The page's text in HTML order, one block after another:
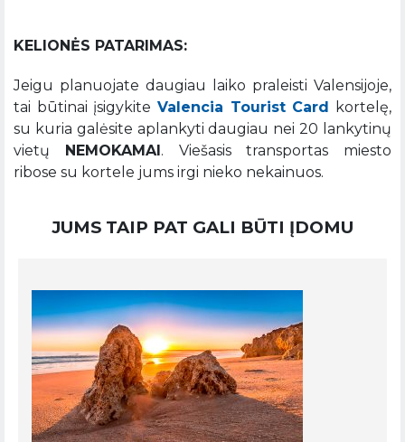
KELIONĖS PATARIMAS:
Jeigu planuojate daugiau laiko praleisti Valensijoje,
tai būtinai įsigykite Valencia Tourist Card
kortelę,
su kuria galėsite aplankyti daugiau nei 20 lankytinų
vietų
NEMOKAMAI . Viešasis transportas miesto
ribose su kortele jums irgi nieko nekainuos.
JUMS TAIP PAT GALI BŪTI ĮDOMU